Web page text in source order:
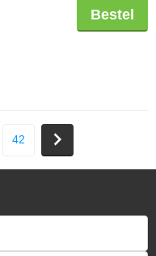
Bestel
42